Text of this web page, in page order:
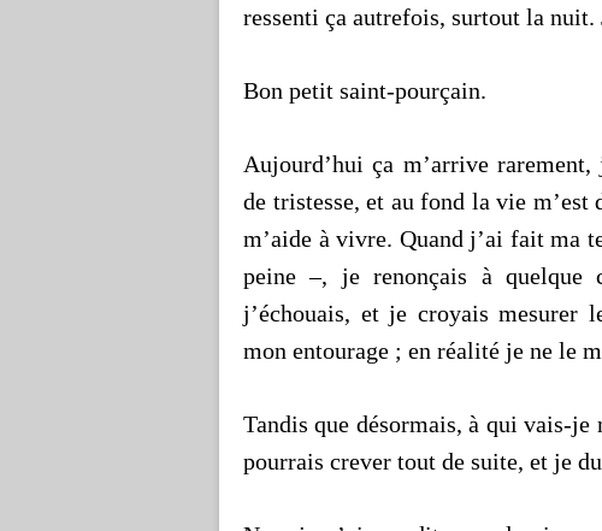
ressenti ça autrefois, surtout la nuit.
Bon petit saint-pourçain.
Aujourd’hui ça m’arrive
de tristesse, et au fond la vie m’est
m’aide à vivre. Quand j’ai fait ma
peine –, je renonçais à
j’échouais, et je croyais mesurer
mon entourage ; en réalité je ne le
Tandis que désormais, à qui vais-je
pourrais crever tout de suite, et je